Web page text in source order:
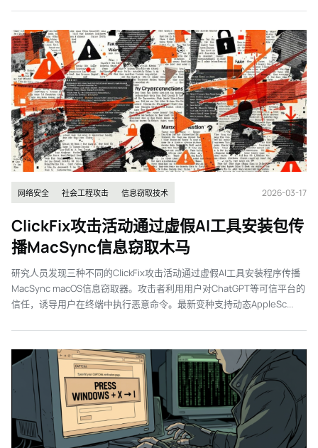
网络安全 社会工程攻击 信息窃取技术 2026-03-17
ClickFix攻击活动通过虚假AI工具安装包传
播MacSync信息窃取木马
研究人员发现三种不同的ClickFix攻击活动通过虚假AI工具安装程序传播
MacSync macOS信息窃取器。攻击者利用用户对ChatGPT等可信平台的
信任，诱导用户在终端中执行恶意命令。最新变种支持动态AppleSc...